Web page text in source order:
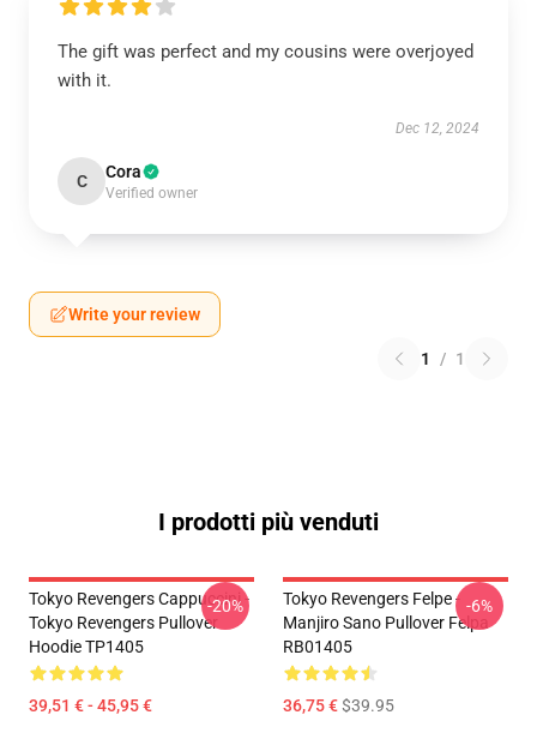
The gift was perfect and my cousins were overjoyed
with it.
Dec 12, 2024
C Cora
Verified owner
Write your review
1 / 1
I prodotti più venduti
Tokyo Revengers Cappuccini -
Tokyo Revengers Pullover
Hoodie TP1405
39,51 € - 45,95 €
-20%
Tokyo Revengers Felpe -
Manjiro Sano Pullover Felpa
RB01405
36,75 €$39.95
-6%